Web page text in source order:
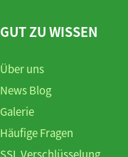
GUT ZU WISSEN
Über uns
News Blog
Galerie
Häufige Fragen